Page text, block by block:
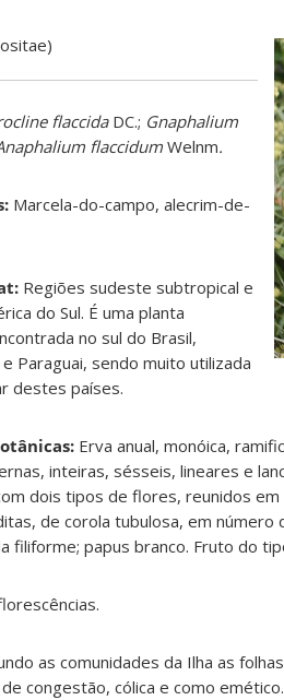
flaccidaDC.; Gnaphalium
flaccidum Welnm.
Marcela-do-campo, alecrim-de-
Regiões sudeste subtropical e
do Sul. É uma planta
no sul do Brasil,
Paraguai, sendo muito utilizada
destes países.
Erva anual, monóica,
inteiras, sésseis, lineares e
dois tipos de flores, reunidos
de corola tubulosa, em número
filiforme; papus branco. Fruto do
as comunidades da Ilha as
congestão, cólica e como